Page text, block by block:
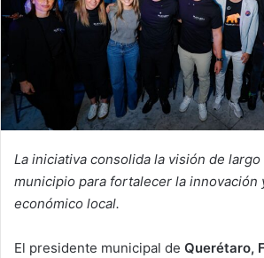
La iniciativa consolida la visión de
municipio para fortalecer la innovación
económico local.
El presidente municipal de Querétaro,